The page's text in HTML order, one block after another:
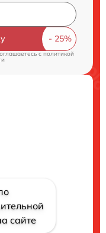
c политикой
сайте